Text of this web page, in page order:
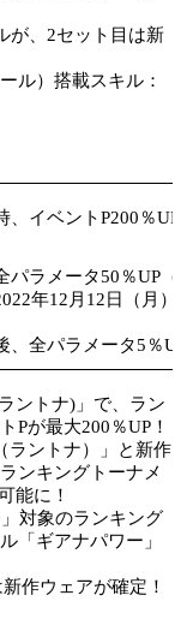
が、2セット目は新
ル）搭載スキル：
、イベントP200％UP
パラメータ50％UP（
年12月12日（月）
、全パラメータ5％
ントナ)」で、ラン
Pが最大200％UP！
ラントナ）」と新作
ンキングトーナメ
能に！
対象のランキング
「ギアナパワー」
作ウェアが確定！